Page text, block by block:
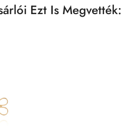
Ezt Is Megvették: